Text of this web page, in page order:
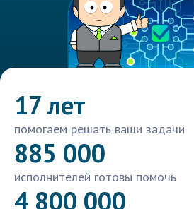
17 лет
помогаем решать ваши задачи
885 000
исполнителей готовы помочь
4 800 000